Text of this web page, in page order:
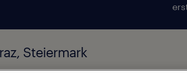
Steiermark